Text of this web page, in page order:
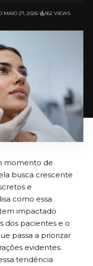
MAIO 27, 2026 162 VIEWS
momento de
busca crescente
e
como essa
impactado
dos pacientes e o
passa a priorizar
evidentes.
tendência